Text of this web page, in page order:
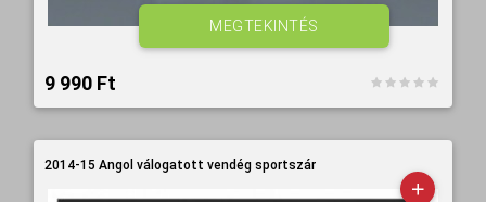
9 990 Ft‎
MEGTEKINTÉS
2014-15 Angol válogatott vendég sportszár